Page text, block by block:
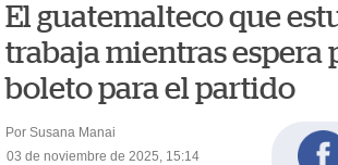
El guatemalteco que
trabaja mientras espera
boleto para el partido
Por Susana Manai
03 de noviembre de 2025, 15:14